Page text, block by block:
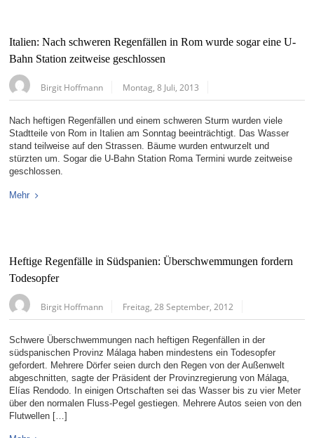
Italien: Nach schweren Regenfällen in Rom wurde sogar eine U-
Bahn Station zeitweise geschlossen
Birgit Hoffmann Montag, 8 Juli, 2013
Nach heftigen Regenfällen und einem schweren Sturm wurden viele
Stadtteile von Rom in Italien am Sonntag beeinträchtigt. Das Wasser
stand teilweise auf den Strassen. Bäume wurden entwurzelt und
stürzten um. Sogar die U-Bahn Station Roma Termini wurde zeitweise
geschlossen.
Mehr
Heftige Regenfälle in Südspanien: Überschwemmungen fordern
Todesopfer
Birgit Hoffmann Freitag, 28 September, 2012
Schwere Überschwemmungen nach heftigen Regenfällen in der
südspanischen Provinz Málaga haben mindestens ein Todesopfer
gefordert. Mehrere Dörfer seien durch den Regen von der Außenwelt
abgeschnitten, sagte der Präsident der Provinzregierung von Málaga,
Elías Rendodo. In einigen Ortschaften sei das Wasser bis zu vier Meter
über den normalen Fluss-Pegel gestiegen. Mehrere Autos seien von den
Flutwellen […]